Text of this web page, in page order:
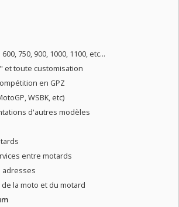
750, 900, 1000, 1100, etc...
et toute customisation
en GPZ
WSBK, etc)
d'autres modèles
entre motards
adresses
la moto et du motard